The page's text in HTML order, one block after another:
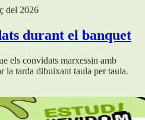
del 2026
durant el banquet
els convidats marxessin amb
la tarda dibuixant taula per taula.